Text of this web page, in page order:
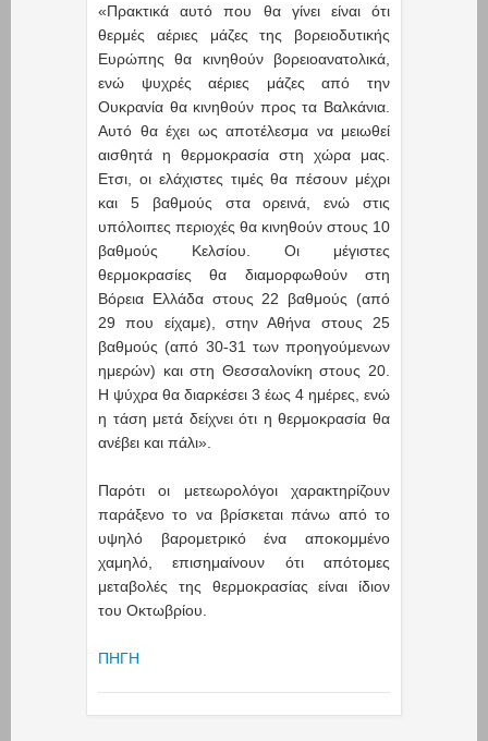
«Πρακτικά αυτό που θα γίνει είναι ότι
θερμές αέριες μάζες της βορειοδυτικής
Ευρώπης θα κινηθούν βορειοανατολικά,
ενώ ψυχρές αέριες μάζες από την
Ουκρανία θα κινηθούν προς τα Βαλκάνια.
Αυτό θα έχει ως αποτέλεσμα να μειωθεί
αισθητά η θερμοκρασία στη χώρα μας.
Ετσι, οι ελάχιστες τιμές θα πέσουν μέχρι
και 5 βαθμούς στα ορεινά, ενώ στις
υπόλοιπες περιοχές θα κινηθούν στους 10
βαθμούς Κελσίου. Οι μέγιστες
θερμοκρασίες θα διαμορφωθούν στη
Βόρεια Ελλάδα στους 22 βαθμούς (από
29 που είχαμε), στην Αθήνα στους 25
βαθμούς (από 30-31 των προηγούμενων
ημερών) και στη Θεσσαλονίκη στους 20.
Η ψύχρα θα διαρκέσει 3 έως 4 ημέρες, ενώ
η τάση μετά δείχνει ότι η θερμοκρασία θα
ανέβει και πάλι».
Παρότι οι μετεωρολόγοι χαρακτηρίζουν
παράξενο το να βρίσκεται πάνω από το
υψηλό βαρομετρικό ένα αποκομμένο
χαμηλό, επισημαίνουν ότι απότομες
μεταβολές της θερμοκρασίας είναι ίδιον
του Οκτωβρίου.
ΠΗΓΗ